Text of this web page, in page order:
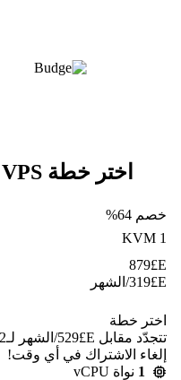
اختر خطة VPS لـ Budge
خصم 64%
KVM 1
E£
879
E£
319/الشهر
اختر خطة
إلغاء الاشتراك في أي وقت!
1 نواة vCPU